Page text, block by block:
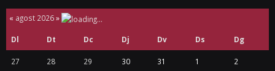
« agost 2026»
Dl Dt Dc Dj Dv Ds Dg
27 28 29 30 31 1 2